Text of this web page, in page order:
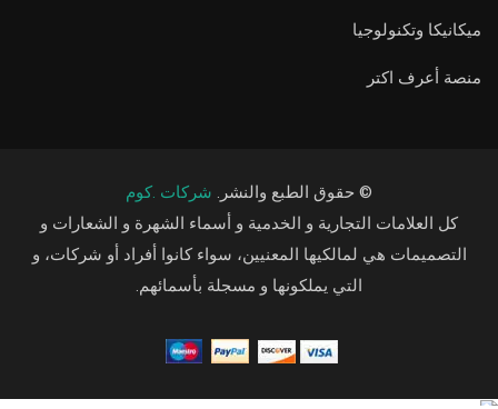
ميكانيكا وتكنولوجيا
منصة أعرف اكتر
© حقوق الطبع والنشر. شركات .كوم
كل العلامات التجارية و الخدمية و أسماء الشهرة و الشعارات و
التصميمات هي لمالكيها المعنيين، سواء كانوا أفراد أو شركات، و
التي يملكونها و مسجلة بأسمائهم.